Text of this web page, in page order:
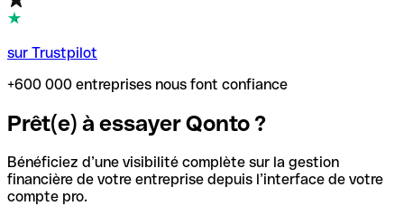
sur Trustpilot
+600 000 entreprises nous font confiance
Prêt(e) à essayer Qonto ?
Bénéficiez d’une visibilité complète sur la gestion
financière de votre entreprise depuis l’interface de votre
compte pro.